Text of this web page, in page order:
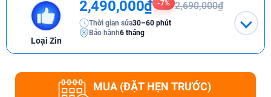
Loại Zin
2,490,000₫ -7% 2,690,000₫
Thời gian sửa30–60 phút
Bảo hành6 tháng
MUA (ĐẶT HẸN TRƯỚC)